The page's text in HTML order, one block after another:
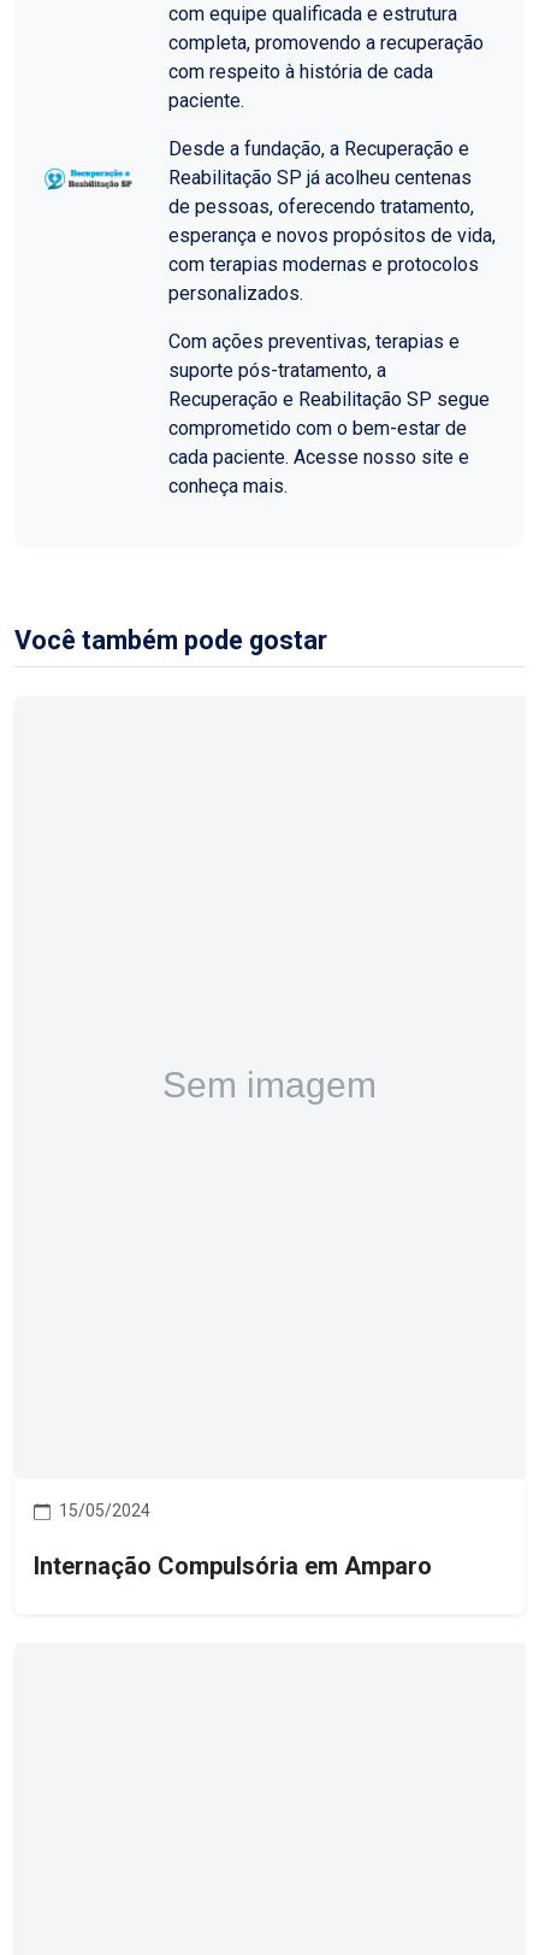
com equipe qualificada e estrutura
completa, promovendo a recuperação
com respeito à história de cada
paciente.
Desde a fundação, a Recuperação e
Reabilitação SP já acolheu centenas
de pessoas, oferecendo tratamento,
esperança e novos propósitos de vida,
com terapias modernas e protocolos
personalizados.
Com ações preventivas, terapias e
suporte pós-tratamento, a
Recuperação e Reabilitação SP segue
comprometido com o bem-estar de
cada paciente. Acesse nosso site e
conheça mais.
Você também pode gostar
15/05/2024
Internação Compulsória em Amparo